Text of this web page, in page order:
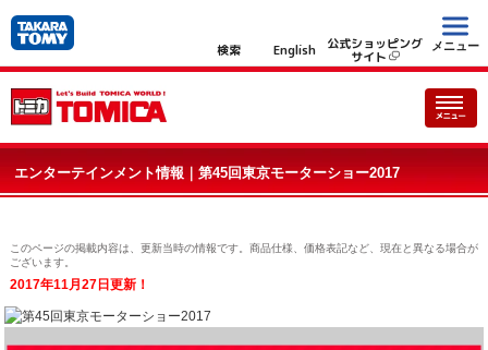
検索 English 公式ショッピング
サイト
メニュー
エンターテインメント情報｜第45回東京モーターショー2017
このページの掲載内容は、更新当時の情報です。商品仕様、価格表記など、現在と異なる場合が
ございます。
2017年11月27日更新！